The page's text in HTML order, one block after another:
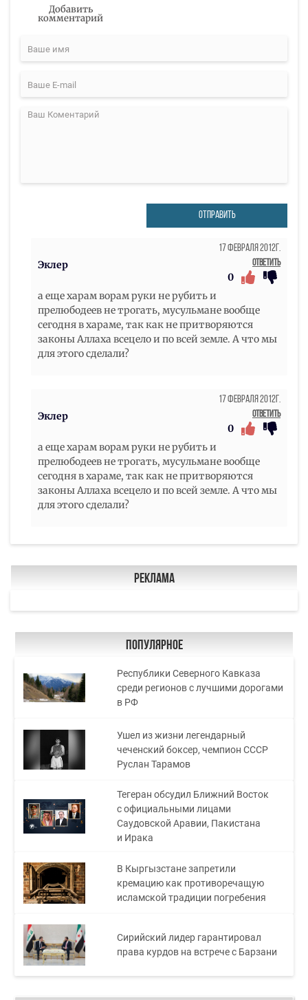
Добавить
комментарий
ОТПРАВИТЬ
Эклер
17 Февраля 2012г.
Ответить
0
а еще харам ворам руки не рубить и
прелюбодеев не трогать, мусульмане вообще
сегодня в хараме, так как не притворяются
законы Аллаха всецело и по всей земле. А что мы
для этого сделали?
Эклер
17 Февраля 2012г.
Ответить
0
а еще харам ворам руки не рубить и
прелюбодеев не трогать, мусульмане вообще
сегодня в хараме, так как не притворяются
законы Аллаха всецело и по всей земле. А что мы
для этого сделали?
Реклама
Популярное
Республики Северного Кавказа
среди регионов с лучшими дорогами
в РФ
Ушел из жизни легендарный
чеченский боксер, чемпион СССР
Руслан Тарамов
Тегеран обсудил Ближний Восток
с официальными лицами
Саудовской Аравии, Пакистана
и Ирака
В Кыргызстане запретили
кремацию как противоречащую
исламской традиции погребения
Сирийский лидер гарантировал
права курдов на встрече с Барзани